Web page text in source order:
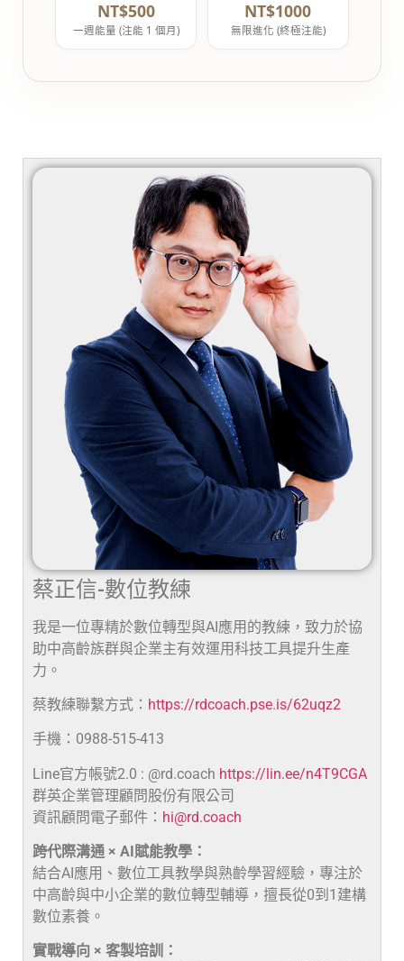
NT$500
一週能量 (注能 1 個月)
NT$1000
無限進化 (終極注能)
蔡正信-數位教練
我是一位專精於數位轉型與AI應用的教練，致力於協
助中高齡族群與企業主有效運用科技工具提升生產
力。
蔡教練聯繫方式： https://rdcoach.pse.is/62uqz2
手機：0988-515-413
Line官方帳號2.0 : @rd.coach https://lin.ee/n4T9CGA
群英企業管理顧問股份有限公司
資訊顧問電子郵件： hi@rd.coach
跨代際溝通 × AI賦能教學：
結合AI應用、數位工具教學與熟齡學習經驗，專注於
中高齡與中小企業的數位轉型輔導，擅長從0到1建構
數位素養。
實戰導向 × 客製培訓：